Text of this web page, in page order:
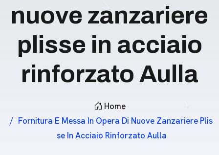
nuove zanzariere
plisse in acciaio
rinforzato Aulla
Home
Fornitura E Messa In Opera Di Nuove Zanzariere Plis
Se In Acciaio Rinforzato Aulla